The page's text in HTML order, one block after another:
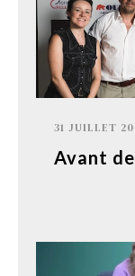
31 JUILLET
Avant